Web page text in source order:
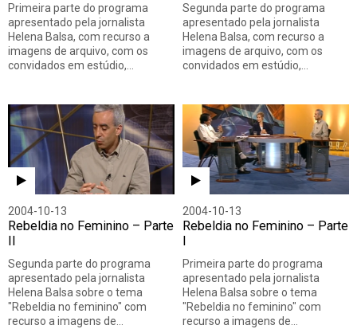
Primeira parte do programa
apresentado pela jornalista
Helena Balsa, com recurso a
imagens de arquivo, com os
convidados em estúdio,…
Segunda parte do programa
apresentado pela jornalista
Helena Balsa, com recurso a
imagens de arquivo, com os
convidados em estúdio,…
2004-10-13
Rebeldia no Feminino – Parte
Segunda parte do programa
apresentado pela jornalista
Helena Balsa sobre o tema
"Rebeldia no feminino" com
recurso a imagens de…
2004-10-13
Rebeldia no Feminino – Parte
Primeira parte do programa
apresentado pela jornalista
Helena Balsa sobre o tema
"Rebeldia no feminino" com
recurso a imagens de…